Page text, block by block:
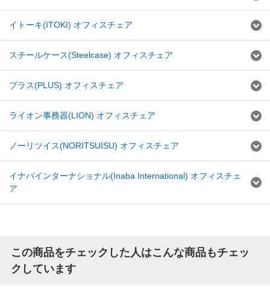
イトーキ(ITOKI) オフィスチェア
スチールケース(Steelcase) オフィスチェア
プラス(PLUS) オフィスチェア
ライオン事務器(LION) オフィスチェア
ノーリツイス(NORITSUISU) オフィスチェア
イナバインターナショナル(Inaba International) オフィスチェ
ア
この商品をチェックした人はこんな商品もチェッ
クしています